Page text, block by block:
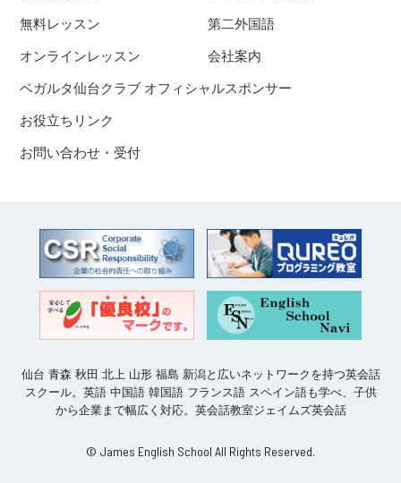
無料レッスン
オンラインレッスン
第二外国語
会社案内
ベガルタ仙台クラブ オフィシャルスポンサー
お役立ちリンク
お問い合わせ・受付
仙台 青森 秋田 北上 山形 福島 新潟と広いネットワークを持つ英会話
スクール。英語 中国語 韓国語 フランス語 スペイン語も学べ、子供
から企業まで幅広く対応。英会話教室ジェイムズ英会話
© James English School All Rights Reserved.